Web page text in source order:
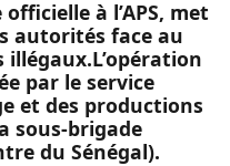
à l’APS, met
autorités face au
par le service
et des productions
sous-brigade
du Sénégal).